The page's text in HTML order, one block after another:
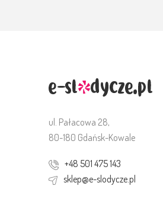
ul. Pałacowa 28,
80-180 Gdańsk-Kowale
+48 501 475 143
sklep@e-slodycze.pl